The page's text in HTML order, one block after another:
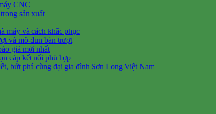
CNC
sản xuất
máy và cách khắc phục
và mô-đun bàn trượt
giá mới nhất
cáp kết nối phù hợp
bứt phá cùng đại gia đình Sơn Long Việt Nam